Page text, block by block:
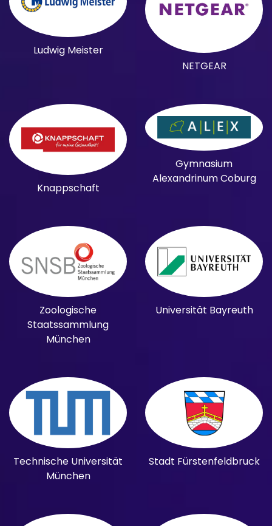
Ludwig Meister
NETGEAR
Knappschaft
Gymnasium
Alexandrinum Coburg
Zoologische
Staatssammlung
München
Universität Bayreuth
Technische Universität
München
Stadt Fürstenfeldbruck